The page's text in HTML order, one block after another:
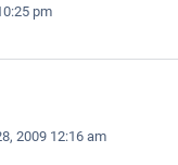
pm
2009 12:16 am